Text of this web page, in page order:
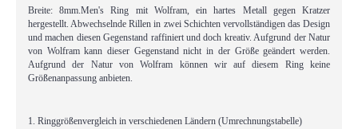
Breite: 8mm.Men's Ring mit Wolfram, ein hartes Metall gegen Kratzer
hergestellt. Abwechselnde Rillen in zwei Schichten vervollständigen das Design
und machen diesen Gegenstand raffiniert und doch kreativ. Aufgrund der Natur
von Wolfram kann dieser Gegenstand nicht in der Größe geändert werden.
Aufgrund der Natur von Wolfram können wir auf diesem Ring keine
Größenanpassung anbieten.
1. Ringgrößenvergleich in verschiedenen Ländern (Umrechnungstabelle)